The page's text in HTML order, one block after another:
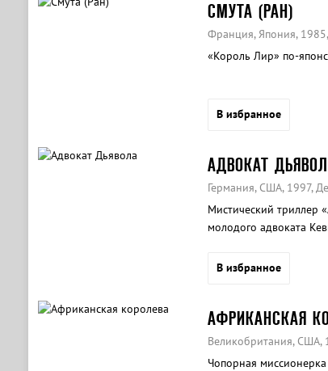
СМУТА (РАН)
Франция, Япония,
«Король Лир» по-
В избранное
АДВОКАТ
Германия, США, 1997,
Мистический триллер
молодого адвоката
В избранное
АФРИКАНСКАЯ
Великобритания,
Чопорная